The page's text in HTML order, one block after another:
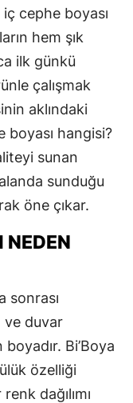
cephe boyası
hem şık
ilk günkü
çalışmak
aklındaki
boyası hangisi?
sunan
sunduğu
öne çıkar.
NEDEN
sonrası
ve duvar
Bi’Boya
özelliği
dağılımı